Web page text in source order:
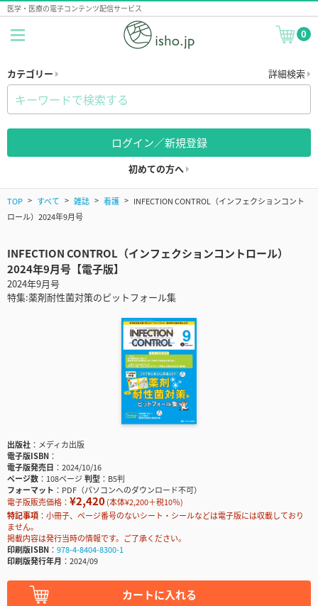
医学・医療の電子コンテンツ配信サービス
0
カテゴリー 詳細検索
ログイン／新規登録
初めての方へ
TOP すべて 雑誌 看護
INFECTION CONTROL（インフェクションコント
ロール）2024年9月号
INFECTION CONTROL（インフェクションコントロール）
2024年9月号【電子版】
2024年9月号
特集:薬剤耐性菌対策のピットフォール集
出版社
メディカ出版
電子版ISBN
電子版発売日
2024/10/16
ページ数
108ページ判型
B5判
フォーマット
PDF（パソコンへのダウンロード不可）
電子版販売価格： ¥2,420(本体¥2,200＋税10％)
特記事項
小冊子、ページ番号のないシート・シールなどは電子版には収載しており
ません。
掲載内容は発行当時の情報です。ご了承ください。
印刷版ISBN
978-4-8404-8300-1
印刷版発行年月
2024/09
カートに入れる